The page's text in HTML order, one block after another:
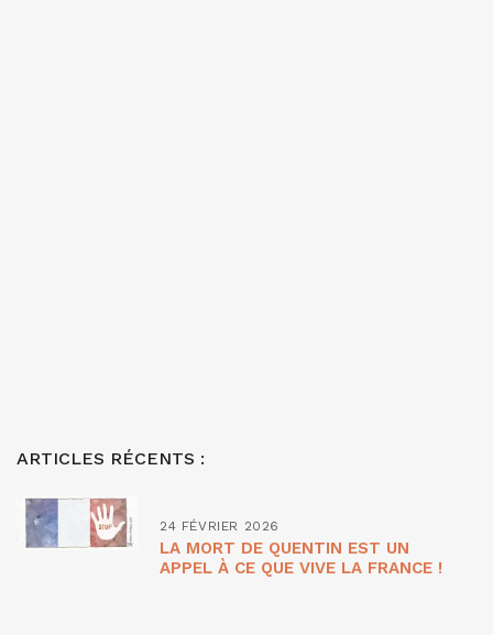
ARTICLES RÉCENTS :
24 FÉVRIER 2026
LA MORT DE QUENTIN EST UN
APPEL À CE QUE VIVE LA FRANCE !